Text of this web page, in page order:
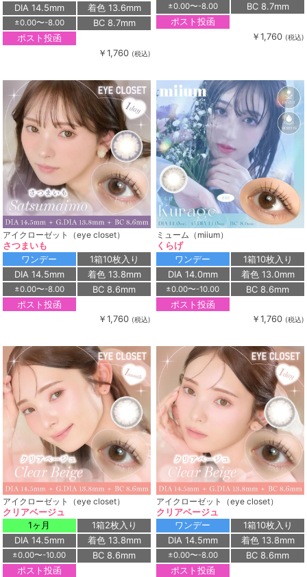
DIA 14.5mm
着色 13.6mm
±0.00〜-8.00
BC 8.7mm
ポスト投函
￥1,760 (税込)
±0.00〜-8.00
BC 8.7mm
ポスト投函
￥1,760 (税込)
アイクローゼット（eye closet）
さつまいも
ワンデー
1箱10枚入り
DIA 14.5mm
着色 13.8mm
±0.00〜-8.00
BC 8.6mm
ポスト投函
￥1,760 (税込)
ミューム（miium）
くらげ
ワンデー
1箱10枚入り
DIA 14.0mm
着色 13.0mm
±0.00〜-10.00
BC 8.6mm
ポスト投函
￥1,760 (税込)
アイクローゼット（eye closet）
クリアベージュ
1ヶ月
1箱2枚入り
DIA 14.5mm
着色 13.8mm
±0.00〜-10.00
BC 8.6mm
ポスト投函
アイクローゼット（eye closet）
クリアベージュ
ワンデー
1箱10枚入り
DIA 14.5mm
着色 13.8mm
±0.00〜-8.00
BC 8.6mm
ポスト投函